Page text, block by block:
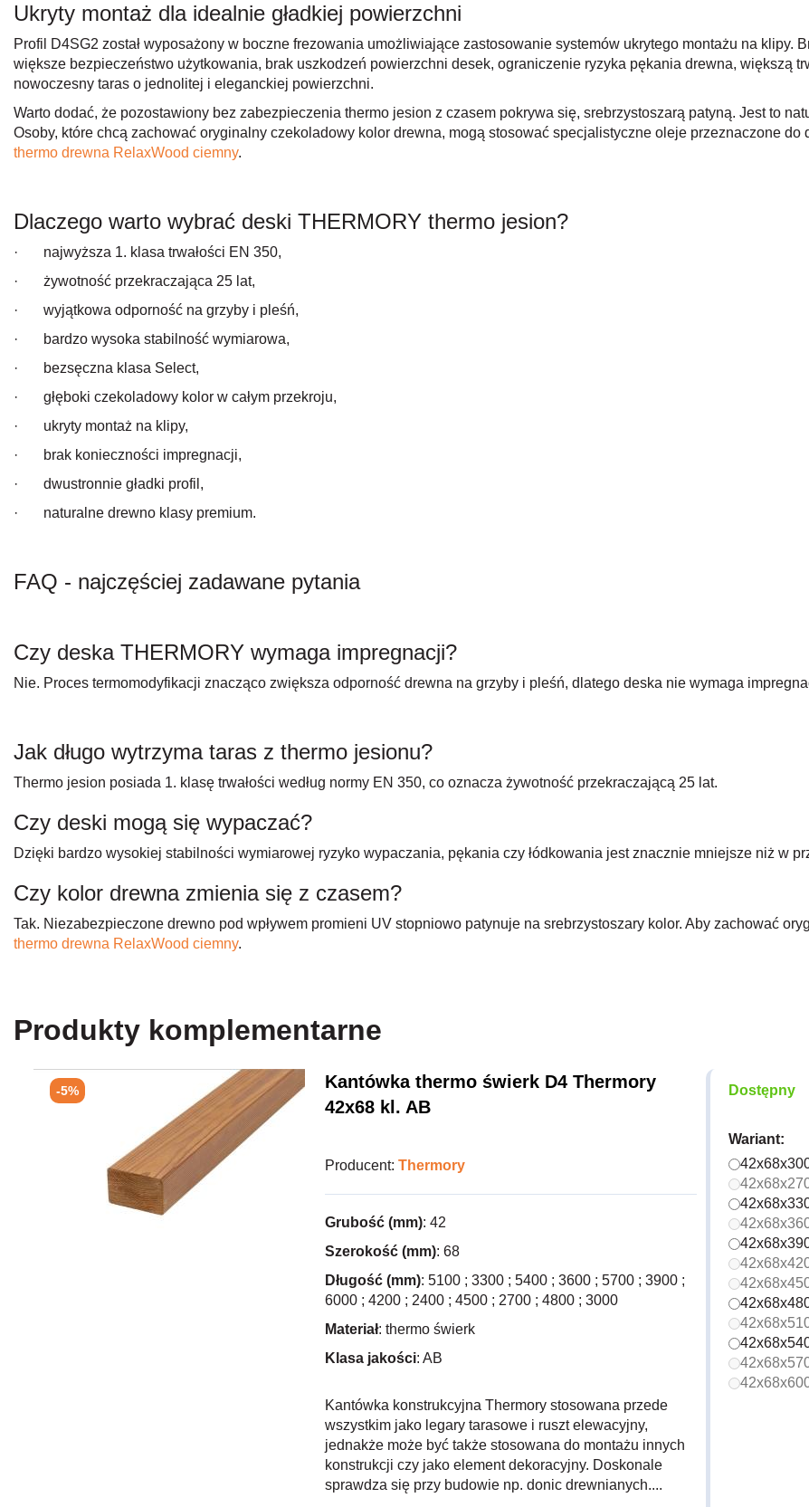
Ukryty montaż dla idealnie gładkiej powierzchni
Profil D4SG2 został wyposażony w boczne frezowania umożliwiające zastosowanie systemów ukrytego montażu na klipy.
większe bezpieczeństwo użytkowania, brak uszkodzeń powierzchni desek, ograniczenie ryzyka pękania drewna, większą
nowoczesny taras o jednolitej i eleganckiej powierzchni.
Warto dodać, że pozostawiony bez zabezpieczenia thermo jesion z czasem pokrywa się, srebrzystoszarą patyną. Jest to
Osoby, które chcą zachować oryginalny czekoladowy kolor drewna, mogą stosować specjalistyczne oleje przeznaczone
thermo drewna RelaxWood ciemny.
Dlaczego warto wybrać deski THERMORY thermo jesion?
· najwyższa 1. klasa trwałości EN 350,
· żywotność przekraczająca 25 lat,
· wyjątkowa odporność na grzyby i pleśń,
· bardzo wysoka stabilność wymiarowa,
· bezsęczna klasa Select,
· głęboki czekoladowy kolor w całym przekroju,
· ukryty montaż na klipy,
· brak konieczności impregnacji,
· dwustronnie gładki profil,
· naturalne drewno klasy premium.
FAQ - najczęściej zadawane pytania
Czy deska THERMORY wymaga impregnacji?
Nie. Proces termomodyfikacji znacząco zwiększa odporność drewna na grzyby i pleśń, dlatego deska nie wymaga
Jak długo wytrzyma taras z thermo jesionu?
Thermo jesion posiada 1. klasę trwałości według normy EN 350, co oznacza żywotność przekraczającą 25 lat.
Czy deski mogą się wypaczać?
Dzięki bardzo wysokiej stabilności wymiarowej ryzyko wypaczania, pękania czy łódkowania jest znacznie mniejsze niż w
Czy kolor drewna zmienia się z czasem?
Tak. Niezabezpieczone drewno pod wpływem promieni UV stopniowo patynuje na srebrzystoszary kolor. Aby zachować
thermo drewna RelaxWood ciemny.
Produkty komplementarne
-5%
Kantówka thermo świerk D4 Thermory
42x68 kl. AB
Producent: Thermory
Grubość (mm): 42
Szerokość (mm): 68
Długość (mm): 5100 ; 3300 ; 5400 ; 3600 ; 5700 ; 3900 ;
6000 ; 4200 ; 2400 ; 4500 ; 2700 ; 4800 ; 3000
Materiał: thermo świerk
Klasa jakości: AB
Kantówka konstrukcyjna Thermory stosowana przede
wszystkim jako legary tarasowe i ruszt elewacyjny,
jednakże może być także stosowana do montażu innych
konstrukcji czy jako element dekoracyjny. Doskonale
sprawdza się przy budowie np. donic drewnianych....
Dostępny
Wariant: